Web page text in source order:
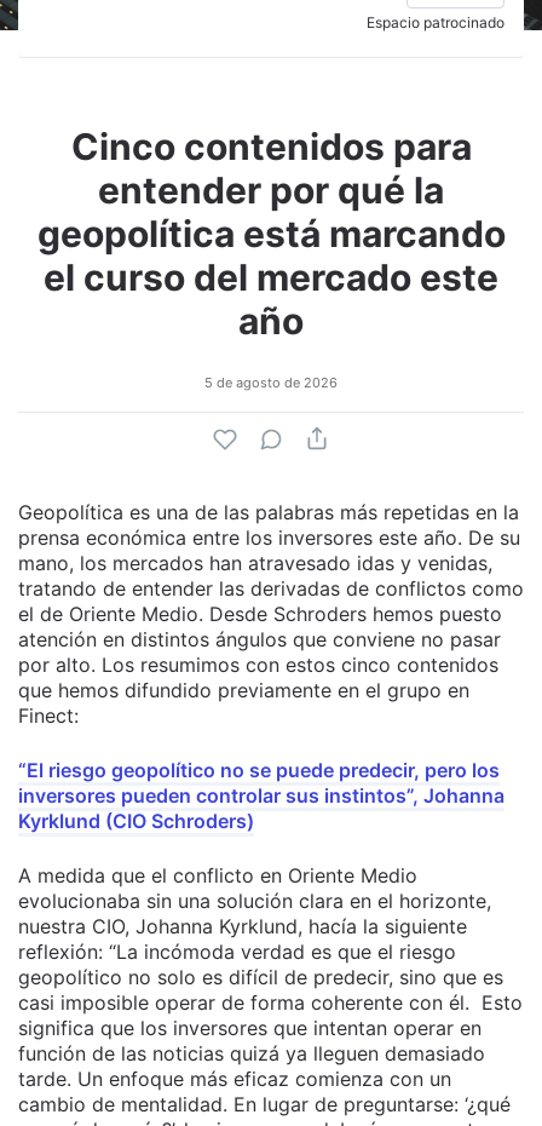
Espacio patrocinado
Cinco contenidos para
entender por qué la
geopolítica está marcando
el curso del mercado este
año
5 de agosto de 2026
Geopolítica es una de las palabras más repetidas en la
prensa económica entre los inversores este año. De su
mano, los mercados han atravesado idas y venidas,
tratando de entender las derivadas de conflictos como
el de Oriente Medio. Desde Schroders hemos puesto
atención en distintos ángulos que conviene no pasar
por alto. Los resumimos con estos cinco contenidos
que hemos difundido previamente en el grupo en
Finect:
“El riesgo geopolítico no se puede predecir, pero los
inversores pueden controlar sus instintos”, Johanna
Kyrklund (CIO Schroders)
A medida que el conflicto en Oriente Medio
evolucionaba sin una solución clara en el horizonte,
nuestra CIO, Johanna Kyrklund, hacía la siguiente
reflexión: “La incómoda verdad es que el riesgo
geopolítico no solo es difícil de predecir, sino que es
casi imposible operar de forma coherente con él. Esto
significa que los inversores que intentan operar en
función de las noticias quizá ya lleguen demasiado
tarde. Un enfoque más eficaz comienza con un
cambio de mentalidad. En lugar de preguntarse: ‘¿qué